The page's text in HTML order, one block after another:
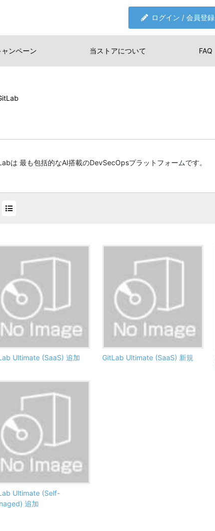
ログイン / 会員登録
ャンペーン 当ストアについて FAQ
は 最も包括的なAI搭載のDevSecOpsプラットフォームです。
Ultimate (SaaS) 追加 GitLab Ultimate (SaaS) 新規
Ultimate (Self-
追加